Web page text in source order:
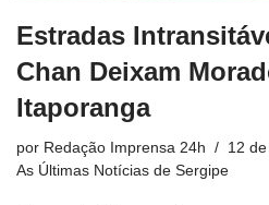
Estradas
Chan Deixam
Itaporanga
por Redação Imprensa 24h
12
As Últimas Notícias de Sergipe